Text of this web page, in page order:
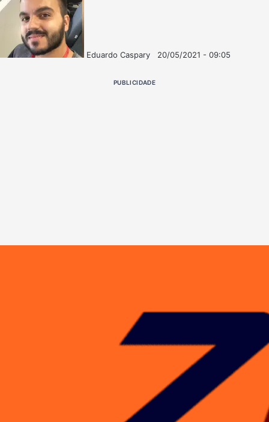
Eduardo Caspary
Xe-
20/05/2021 - 09:05
PUBLICIDADE